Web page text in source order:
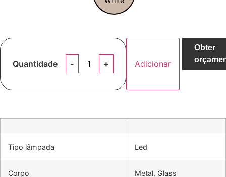
Quantidade Adicionar
Obter
Tipo lâmpada Led
Corpo Metal, Glass